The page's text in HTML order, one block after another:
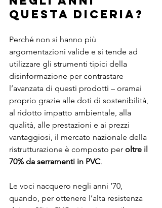
questa diceria?
Perché non si hanno più
argomentazioni valide e si tende ad
utilizzare gli strumenti tipici della
disinformazione per contrastare
l’avanzata di questi prodotti – oramai
proprio grazie alle doti di sostenibilità,
al ridotto impatto ambientale, alla
qualità, alle prestazioni e ai prezzi
vantaggiosi, il mercato nazionale della
ristrutturazione è composto per oltre il
70% da serramenti in PVC.
Le voci nacquero negli anni ‘70,
quando, per ottenere l’alta resistenza